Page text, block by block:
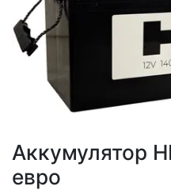
Аккумулятор
евро